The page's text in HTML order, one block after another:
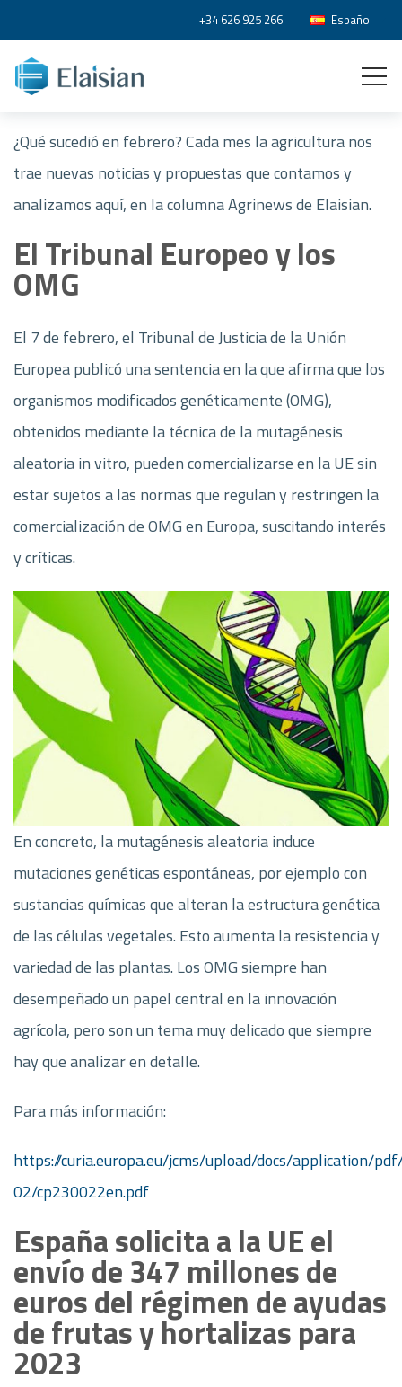
+34 626 925 266 Español
¿Qué sucedió en febrero? Cada mes la agricultura nos
trae nuevas noticias y propuestas que contamos y
analizamos aquí, en la columna Agrinews de Elaisian.
El Tribunal Europeo y los
OMG
El 7 de febrero, el Tribunal de Justicia de la Unión
Europea publicó una sentencia en la que afirma que los
organismos modificados genéticamente (OMG),
obtenidos mediante la técnica de la mutagénesis
aleatoria in vitro, pueden comercializarse en la UE sin
estar sujetos a las normas que regulan y restringen la
comercialización de OMG en Europa, suscitando interés
y críticas.
En concreto, la mutagénesis aleatoria induce
mutaciones genéticas espontáneas, por ejemplo con
sustancias químicas que alteran la estructura genética
de las células vegetales. Esto aumenta la resistencia y
variedad de las plantas. Los OMG siempre han
desempeñado un papel central en la innovación
agrícola, pero son un tema muy delicado que siempre
hay que analizar en detalle.
Para más información:
https://curia.europa.eu/jcms/upload/docs/application/
02/cp230022en.pdf
España solicita a la UE el
envío de 347 millones de
euros del régimen de ayudas
de frutas y hortalizas para
2023